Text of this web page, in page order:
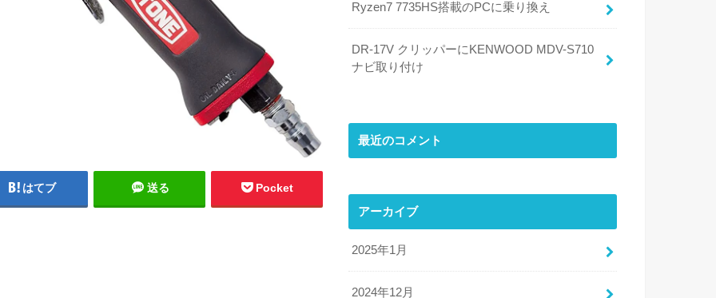
はてブ 送る Pocket
Ryzen7 7735HS搭載のPCに乗り換え
DR-17V クリッパーにKENWOOD MDV-S710
ナビ取り付け
最近のコメント
アーカイブ
2025年1月
2024年12月